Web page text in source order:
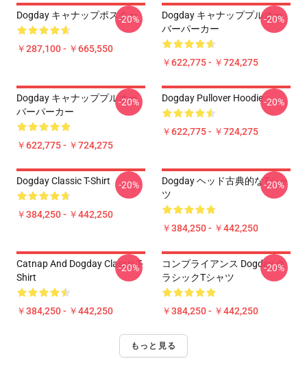
Dogday キャナップポスター
￥287,100 - ￥665,550
-20%
Dogday キャナッププルオー
バーパーカー
￥622,775 - ￥724,275
-20%
Dogday キャナッププルオー
バーパーカー
￥622,775 - ￥724,275
-20% Dogday Pullover Hoodie
￥622,775 - ￥724,275
-20%
Dogday Classic T-Shirt
￥384,250 - ￥442,250
-20%
Dogday ヘッド古典的なTシャ
ツ
￥384,250 - ￥442,250
-20%
Catnap And Dogday Classic T-
Shirt
￥384,250 - ￥442,250
-20%
コンプライアンス Dogday ク
ラシックTシャツ
￥384,250 - ￥442,250
-20%
もっと見る